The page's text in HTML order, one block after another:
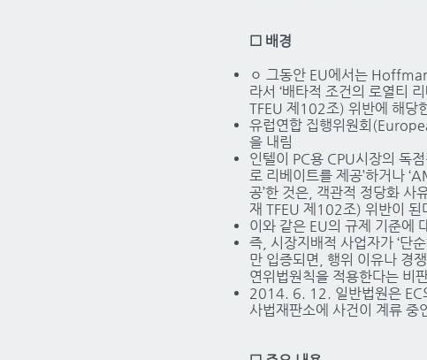
☐ 배경
ㅇ 그동안 EU에서는
라서 ‘배타적 조건의 로열티
TFEU 제102조) 위반에 해당
유럽연합 집행위원회
을 내림
인텔이 PC용 CPU시장의 독
로 리베이트를 제공’하거나
공’한 것은, 객관적 정당화 사
재 TFEU 제102조) 위반이
이와 같은 EU의 규제 기준에
즉, 시장지배적 사업자가 ‘단
만 입증되면, 행위 이유나 경
연위법원칙을 적용한다는
2014. 6. 12. 일반법원은 EC
사법재판소에 사건이 계류